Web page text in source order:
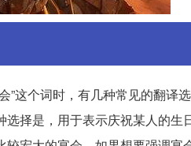
”这个词时，有几种常见的翻译
择是，用于表示庆祝某人的